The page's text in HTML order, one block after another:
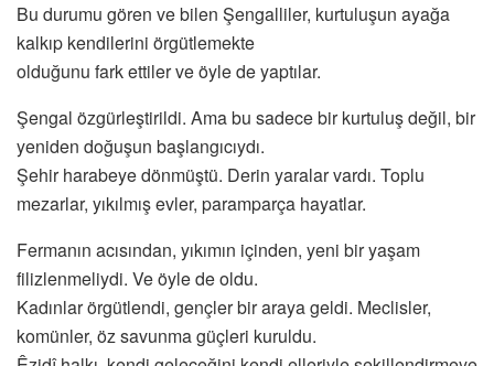
Bu durumu gören ve bilen Şengalliler, kurtuluşun ayağa
kalkıp kendilerini örgütlemekte
olduğunu fark ettiler ve öyle de yaptılar.
Şengal özgürleştirildi. Ama bu sadece bir kurtuluş değil, bir
yeniden doğuşun başlangıcıydı.
Şehir harabeye dönmüştü. Derin yaralar vardı. Toplu
mezarlar, yıkılmış evler, paramparça hayatlar.
Fermanın acısından, yıkımın içinden, yeni bir yaşam
filizlenmeliydi. Ve öyle de oldu.
Kadınlar örgütlendi, gençler bir araya geldi. Meclisler,
komünler, öz savunma güçleri kuruldu.